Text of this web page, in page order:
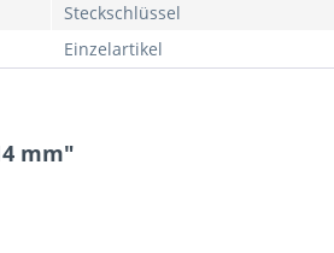
Steckschlüssel
Einzelartikel
mm"